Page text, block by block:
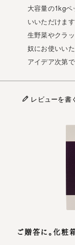
大容量の1kg
いいただけます
生野菜やクラ
奴にお使いいた
アイデア次第
レビューを書
ご贈答に。化粧